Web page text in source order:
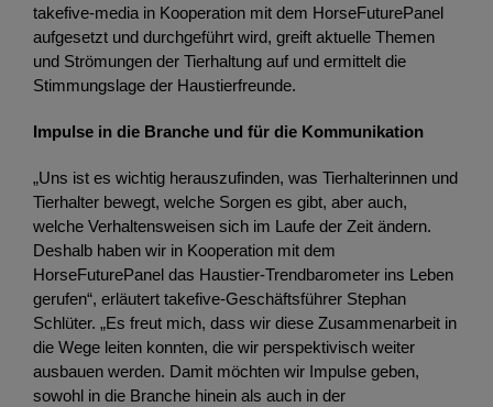
takefive-media in Kooperation mit dem HorseFuturePanel
aufgesetzt und durchgeführt wird, greift aktuelle Themen
und Strömungen der Tierhaltung auf und ermittelt die
Stimmungslage der Haustierfreunde.
Impulse in die Branche und für die Kommunikation
„Uns ist es wichtig herauszufinden, was Tierhalterinnen und
Tierhalter bewegt, welche Sorgen es gibt, aber auch,
welche Verhaltensweisen sich im Laufe der Zeit ändern.
Deshalb haben wir in Kooperation mit dem
HorseFuturePanel das Haustier-Trendbarometer ins Leben
gerufen“, erläutert takefive-Geschäftsführer Stephan
Schlüter. „Es freut mich, dass wir diese Zusammenarbeit in
die Wege leiten konnten, die wir perspektivisch weiter
ausbauen werden. Damit möchten wir Impulse geben,
sowohl in die Branche hinein als auch in der